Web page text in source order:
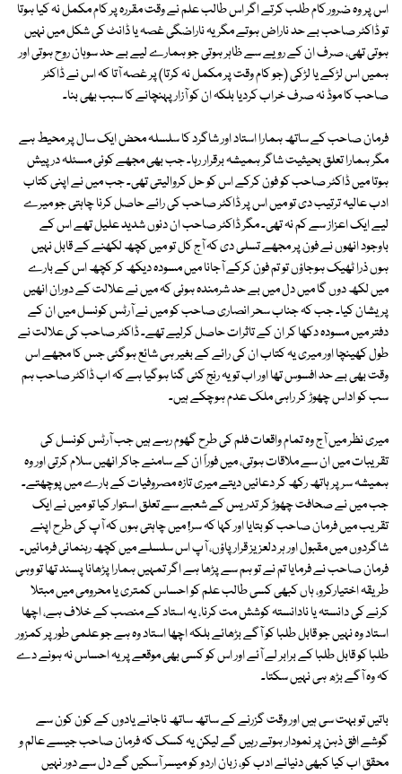
اس پر وہ ضرور کام طلب کرتے اگر اس طالب علم نے وقت مقررہ پر کام مکمل نہ کیا ہوتا
تو ڈاکٹر صاحب بے حد ناراض ہوتے مگر یہ ناراضگی غصہ یا ڈانٹ کی شکل میں نہیں
ہوتی تھی، صرف ان کے رویے سے ظاہر ہوتی جو ہمارے لیے بے حد سوہان روح ہوتی اور
ہمیں اس لڑکے یا لڑکی (جو کام وقت پر مکمل نہ کرتا) پر غصہ آتا کہ اس نے ڈاکٹر
صاحب کا موڈ نہ صرف خراب کردیا بلکہ ان کو آزار پہنچانے کا سبب بھی بنا۔
فرمان صاحب کے ساتھ ہمارا استاد اور شاگرد کا سلسلہ محض ایک سال پر محیط ہے
مگر ہمارا تعلق بحیثیت شاگر ہمیشہ برقرار رہا۔ جب بھی مجھے کوئی مسئلہ درپیش
ہوتا میں ڈاکٹر صاحب کو فون کرکے اس کو حل کروالیتی تھی۔ جب میں نے اپنی کتاب
ادب عالیہ ترتیب دی تو میں اس پر ڈاکٹر صاحب کی رائے حاصل کرنا چاہتی جو میرے
لیے ایک اعزاز سے کم نہ تھی۔ مگر ڈاکٹر صاحب ان دنوں شدید علیل تھے اس کے
باوجود انھوں نے فون پر مجھے تسلی دی کہ آج کل تو میں کچھ لکھنے کے قابل نہیں
ہوں ذرا ٹھیک ہوجاؤں تو تم فون کرکے آجانا میں مسودہ دیکھ کر کچھ اس کے بارے
میں لکھ دوں گا میں دل میں بے حد شرمندہ ہوئی کہ میں نے علالت کے دوران انھیں
پریشان کیا۔ جب کہ جناب سحر انصاری صاحب کو میں نے آرٹس کونسل میں ان کے
دفتر میں مسودہ دکھا کر ان کے تاثرات حاصل کرلیے تھے۔ ڈاکٹر صاحب کی علالت نے
طول کھینچا اور میری یہ کتاب ان کی رائے کے بغیر ہی شائع ہوگئی جس کا مجھے اس
وقت بھی بے حد افسوس تھا اور اب تو یہ رنج کئی گنا ہوگیا ہے کہ اب ڈاکٹر صاحب ہم
سب کو اداس چھوڑ کر راہی ملک عدم ہوچکے ہیں۔
میری نظر میں آج وہ تمام واقعات فلم کی طرح گھوم رہے ہیں جب آرٹس کونسل کی
تقریبات میں ان سے ملاقات ہوتی، میں فوراً ان کے سامنے جاکر انھیں سلام کرتی اور وہ
ہمیشہ سر پر ہاتھ رکھ کر دعائیں دیتے میری تازہ مصروفیات کے بارے میں پوچھتے۔
جب میں نے صحافت چھوڑ کر تدریس کے شعبے سے تعلق استوار کیا تو میں نے ایک
تقریب میں فرمان صاحب کو بتایا اور کہا کہ سر! میں چاہتی ہوں کہ آپ کی طرح اپنے
شاگردوں میں مقبول اور ہر دلعزیز قرار پاؤں، آپ اس سلسلے میں کچھ رہنمائی فرمائیں۔
فرمان صاحب نے فرمایا تم نے تو ہم سے پڑھا ہے اگر تمہیں ہمارا پڑھانا پسند تھا تو وہی
طریقہ اختیارکرو، ہاں کبھی کسی طالب علم کو احساس کمتری یا محرومی میں مبتلا
کرنے کی دانستہ یا نادانستہ کوشش مت کرنا، یہ استاد کے منصب کے خلاف ہے، اچھا
استاد وہ نہیں جو قابل طلبا کو آگے بڑھائے بلکہ اچھا استاد وہ ہے جو علمی طور پر کمزور
طلبا کو قابل طلبا کے برابر لے آئے اور اس کو کسی بھی موقعے پر یہ احساس نہ ہونے دے
کہ وہ آگے بڑھ ہی نہیں سکتا۔
باتیں تو بہت سی ہیں اور وقت گزرنے کے ساتھ ساتھ ناجانے یادوں کے کون کون سے
گوشے افق ذہن پر نمودار ہوتے رہیں گے لیکن یہ کسک کہ فرمان صاحب جیسے عالم و
محقق اب کیا کبھی دنیائے ادب کو، زبان اردو کو میسر آسکیں گے دل سے دور نہیں